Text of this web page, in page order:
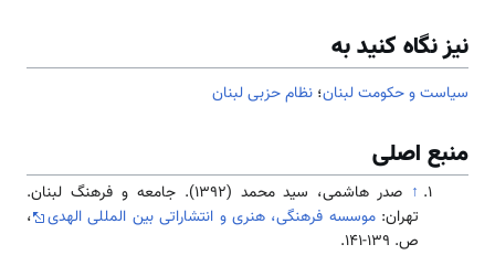
نیز نگاه کنید به
سیاست و حکومت لبنان؛ نظام حزبی لبنان
منبع اصلی
↑
صدر هاشمی، سید محمد (1392). جامعه و فرهنگ لبنان.
تهران:موسسه فرهنگی، هنری و انتشاراتی بین المللی الهدی
،
ص. 139-141.